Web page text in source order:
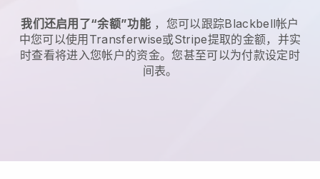
我们还启用了“余额”功能 ，您可以跟踪Blackbell帐户
中您可以使用Transferwise或Stripe提取的金额，并实
时查看将进入您帐户的资金。您甚至可以为付款设定时
间表。